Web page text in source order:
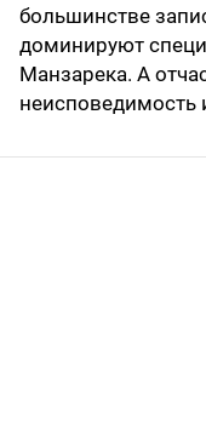
большинстве
доминируют
Манзарека. А
неисповедимость